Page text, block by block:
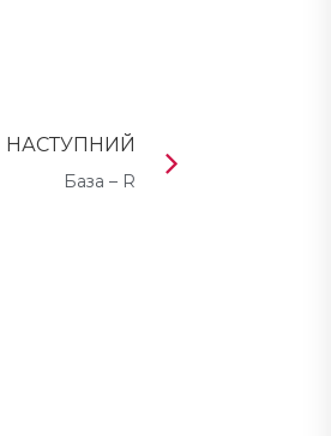
НАСТУПНИЙ
База – R